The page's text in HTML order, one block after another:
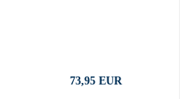
73,95 EUR